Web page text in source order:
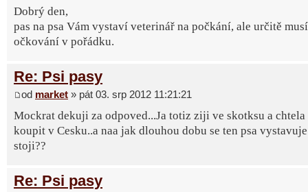
Dobrý den,
pas na psa Vám vystaví veterinář na počkání, ale určitě
očkování v pořádku.
Re: Psi pasy
od market » pát 03. srp 2012 11:21:21
Mockrat dekuji za odpoved...Ja totiz ziji ve skotksu a
koupit v Cesku..a naa jak dlouhou dobu se ten psa
stoji??
Re: Psi pasy